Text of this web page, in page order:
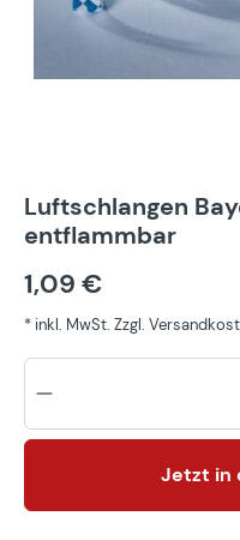
Luftschlangen
entflammbar
1,09 €
* inkl. MwSt. Zzgl.
Jetzt in